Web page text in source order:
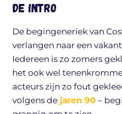
De intro
De begingeneriek van
verlangen naar een
Iedereen is zo zomers
het ook wel
acteurs zijn zo fout
volgens de jaren 90 –